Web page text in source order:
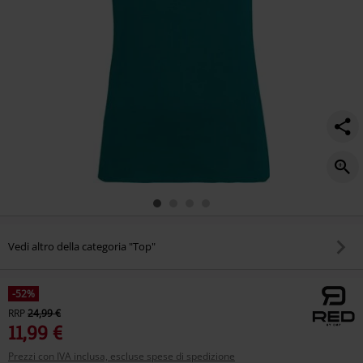
Vedi altro della categoria "Top"
-52%
RRP24,99 €
11,99 €
Prezzi con IVA inclusa, escluse spese di spedizione